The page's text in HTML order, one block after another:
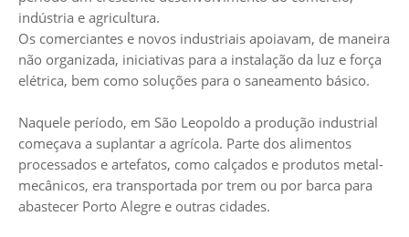
indústria e agricultura.
Os comerciantes e novos industriais apoiavam, de maneira
não organizada, iniciativas para a instalação da luz e força
elétrica, bem como soluções para o saneamento básico.
Naquele período, em São Leopoldo a produção industrial
começava a suplantar a agrícola. Parte dos alimentos
processados e artefatos, como calçados e produtos metal-
mecânicos, era transportada por trem ou por barca para
abastecer Porto Alegre e outras cidades.